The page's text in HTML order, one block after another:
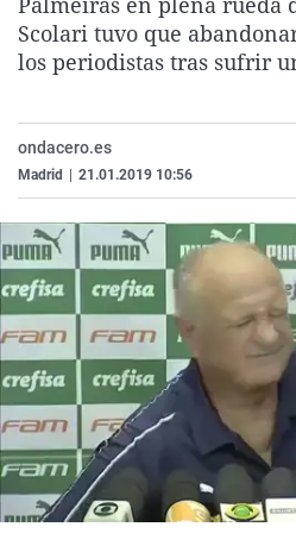
Scolari tuvo que
los periodistas tras sufrir
ondacero.es
Madrid 21.01.2019 10:56